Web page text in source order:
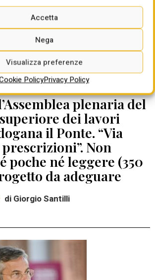
Accetta
Nega
Visualizza preferenze
PolicyPrivacy Policy
plenaria del
dei lavori
il Ponte. “Via
Non
poche né leggere (350
da adeguare
di Giorgio Santilli